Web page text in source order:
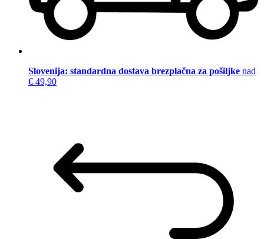
Slovenija: standardna dostava brezplačna za pošiljke nad
€ 49,90